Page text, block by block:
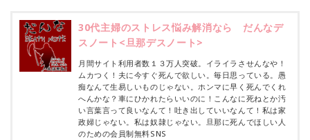
30代主婦のストレス悩み解消なら だんなデ
スノート<旦那デスノート>
月間サイト利用者数１３万人突破。イライラさせんなや！
ムカつく！夫に今すぐ死んで欲しい。毎日思っている。愚
痴なんて生易しいものじゃない。ホンマに早く死んでくれ
へんかな？車にひかれたらいいのに！こんなに死ねとか汚
い言葉言って良いなんて！吐き出していいなんて！私は家
政婦じゃない。私は奴隷じゃない。旦那に死んでほしい人
のための会員制無料SNS